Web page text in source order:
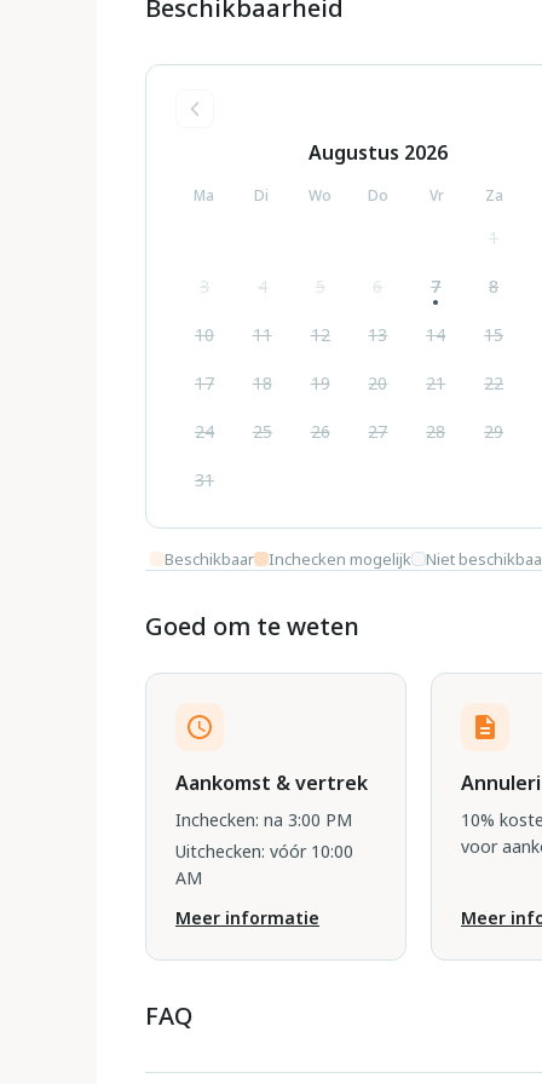
Beschikbaarheid
Augustus 2026
Ma Di Wo Do Vr Za
1
3 4 5 6 7 8
10 11 12 13 14 15
17 18 19 20 21 22
24 25 26 27 28 29
31
Beschikbaar Inchecken mogelijk Niet
Goed om te weten
Aankomst & vertrek
Inchecken: na 3:00 PM
Uitchecken: vóór 10:00
AM
Meer informatie
10%
voor
Meer
FAQ